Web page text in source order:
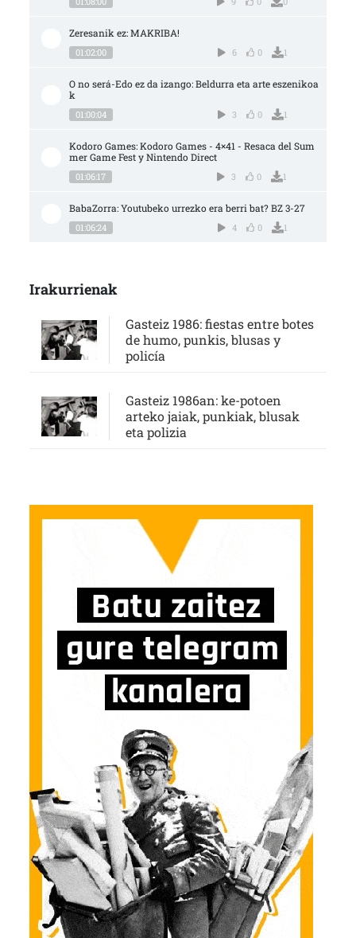
Zeresanik ez: MAKRIBA!
01:02:00 6 0 1
O no será-Edo ez da izango: Beldurra eta arte eszenikoa
k
01:00:04 3 0 1
Kodoro Games: Kodoro Games - 4×41 - Resaca del Sum
mer Game Fest y Nintendo Direct
01:06:17 3 0 1
BabaZorra: Youtubeko urrezko era berri bat? BZ 3-27
01:06:24 4 0 1
Irakurrienak
Gasteiz 1986: fiestas entre botes
de humo, punkis, blusas y
policía
Gasteiz 1986an: ke-potoen
arteko jaiak, punkiak, blusak
eta polizia